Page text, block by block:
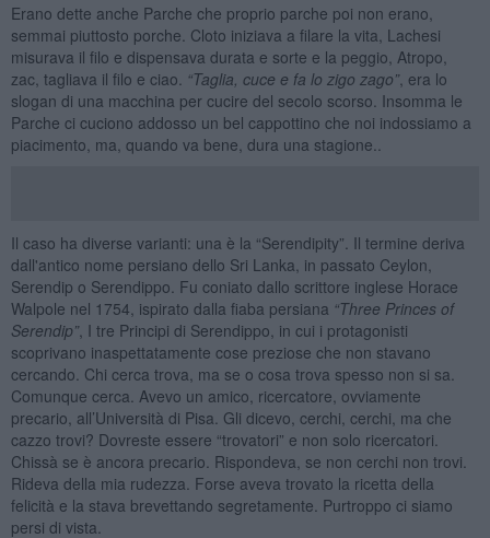
Erano dette anche Parche che proprio parche poi non erano,
semmai piuttosto porche. Cloto iniziava a filare la vita, Lachesi
misurava il filo e dispensava durata e sorte e la peggio, Atropo,
zac, tagliava il filo e ciao. “Taglia, cuce e fa lo zigo zago”, era lo
slogan di una macchina per cucire del secolo scorso. Insomma le
Parche ci cuciono addosso un bel cappottino che noi indossiamo a
piacimento, ma, quando va bene, dura una stagione..
Il caso ha diverse varianti: una è la “Serendipity”. Il termine deriva
dall'antico nome persiano dello Sri Lanka, in passato Ceylon,
Serendip o Serendippo. Fu coniato dallo scrittore inglese Horace
Walpole nel 1754, ispirato dalla fiaba persiana “Three Princes of
Serendip”, I tre Principi di Serendippo, in cui i protagonisti
scoprivano inaspettatamente cose preziose che non stavano
cercando. Chi cerca trova, ma se o cosa trova spesso non si sa.
Comunque cerca. Avevo un amico, ricercatore, ovviamente
precario, all’Università di Pisa. Gli dicevo, cerchi, cerchi, ma che
cazzo trovi? Dovreste essere “trovatori” e non solo ricercatori.
Chissà se è ancora precario. Rispondeva, se non cerchi non trovi.
Rideva della mia rudezza. Forse aveva trovato la ricetta della
felicità e la stava brevettando segretamente. Purtroppo ci siamo
persi di vista.